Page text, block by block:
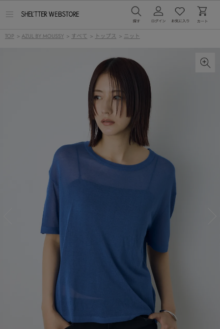
ー
TOP > AZUL BY MOUSSY > すべて > トップス > ニット